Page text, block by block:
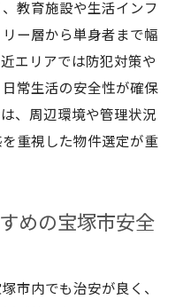
教育施設や生活インフ
ー層から単身者まで幅
エリアでは防犯対策や
常生活の安全性が確保
、周辺環境や管理状況
重視した物件選定が重
めの宝塚市安全
市内でも治安が良く、